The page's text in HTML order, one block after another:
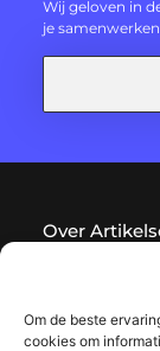
Om de beste
cookies om
Wij geloven in
je
Over
inspiratie,
je verrassen